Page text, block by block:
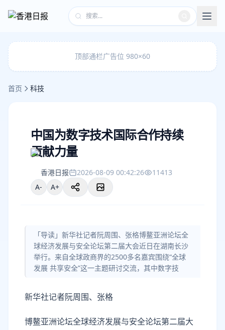
顶部通栏广告位 980×60
首页 科技
中国为数字技术国际合作持续
贡献力量
香港日报 2026-08-09 00:42:26
11413
A-
A+
「导读」新华社记者阮周围、张格博鳌亚洲论坛全
球经济发展与安全论坛第二届大会近日在湖南长沙
举行。来自全球政商界的2500多名嘉宾围绕“全球
发展 共享安全”这一主题研讨交流，其中数字技
新华社记者阮周围、张格
博鳌亚洲论坛全球经济发展与安全论坛第二届大